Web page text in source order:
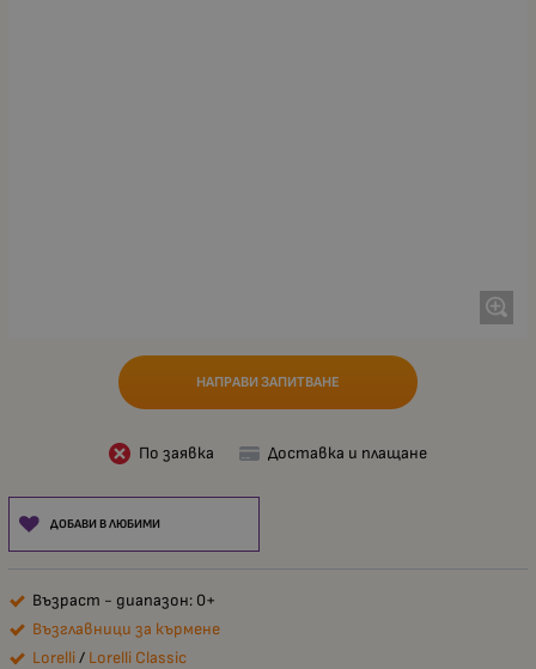
НАПРАВИ ЗАПИТВАНЕ
По заявка Доставка и плащане
ДОБАВИ В ЛЮБИМИ
Възраст - диапазон: 0+
Възглавници за кърмене
Lorelli/ Lorelli Classic